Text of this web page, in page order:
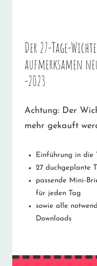
Der 27-Tage-
aufmerksamen
-2023
Achtung: Der
mehr gekauft
Einführung in die
27 duchgeplante
passende Mini-
für jeden Tag
sowie alle
Downloads